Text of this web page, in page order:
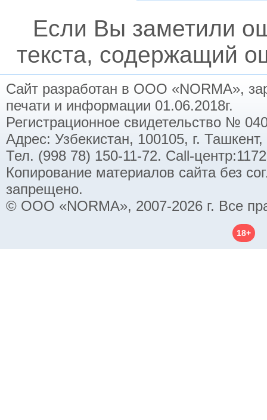
Если Вы заметили
текста, содержащий
Сайт разработан в ООО «NORMA»,
печати и информации 01.06.2018г.
Регистрационное свидетельство №
Адрес: Узбекистан, 100105, г.
Тел. (998 78) 150-11-72. Call-
Копирование материалов сайта без
запрещено.
© ООО «NORMA», 2007-2026 г. Все
18+